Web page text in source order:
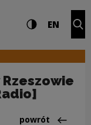
i Wysoki
EN
Powrót
powrót